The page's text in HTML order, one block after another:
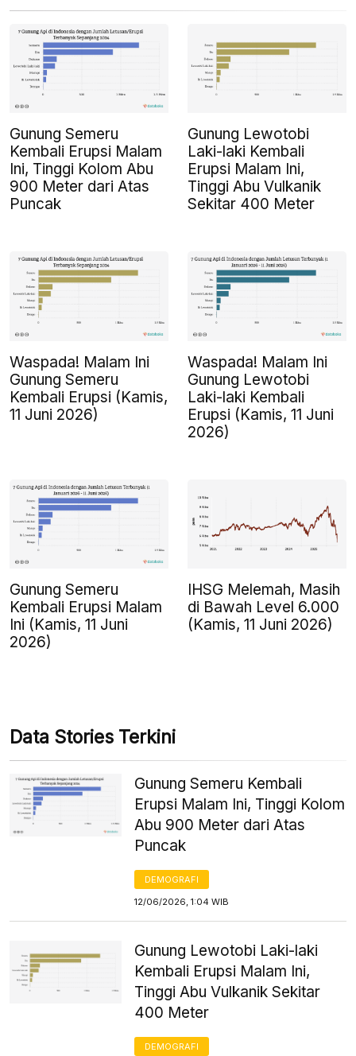
Gunung Semeru
Kembali Erupsi Malam
Ini, Tinggi Kolom Abu
900 Meter dari Atas
Puncak
Gunung Lewotobi
Laki-laki Kembali
Erupsi Malam Ini,
Tinggi Abu Vulkanik
Sekitar 400 Meter
Waspada! Malam Ini
Gunung Semeru
Kembali Erupsi (Kamis,
11 Juni 2026)
Waspada! Malam Ini
Gunung Lewotobi
Laki-laki Kembali
Erupsi (Kamis, 11 Juni
2026)
Gunung Semeru
Kembali Erupsi Malam
Ini (Kamis, 11 Juni
2026)
IHSG Melemah, Masih
di Bawah Level 6.000
(Kamis, 11 Juni 2026)
Data Stories Terkini
Gunung Semeru Kembali
Erupsi Malam Ini, Tinggi Kolom
Abu 900 Meter dari Atas
Puncak
DEMOGRAFI
12/06/2026, 1:04 WIB
Gunung Lewotobi Laki-laki
Kembali Erupsi Malam Ini,
Tinggi Abu Vulkanik Sekitar
400 Meter
DEMOGRAFI